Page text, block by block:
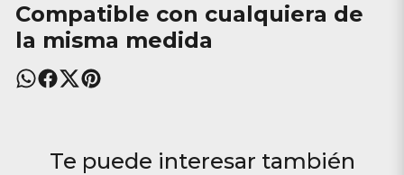
Compatible con cualquiera de
la misma medida
Te puede interesar también